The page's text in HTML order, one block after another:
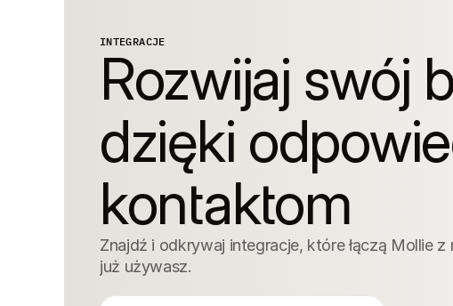
INTEGRACJE
Rozwijaj swój
dzięki
kontaktom
Znajdź i odkrywaj integracje, które łączą Mollie
już używasz.